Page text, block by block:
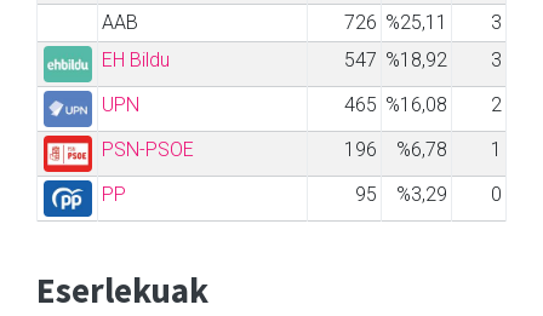
AAB 726 %25,11
3
EH Bildu
547 %18,92
3
UPN
465 %16,08
2
PSN-PSOE
196 %6,78
1
PP
95 %3,29 0
Eserlekuak